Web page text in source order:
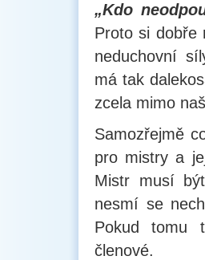
„Kdo
Proto si dobře
neduchovní
má tak
zcela mimo
Samozřejmě
pro mistry a
Mistr musí
nesmí se
Pokud tomu
členové.